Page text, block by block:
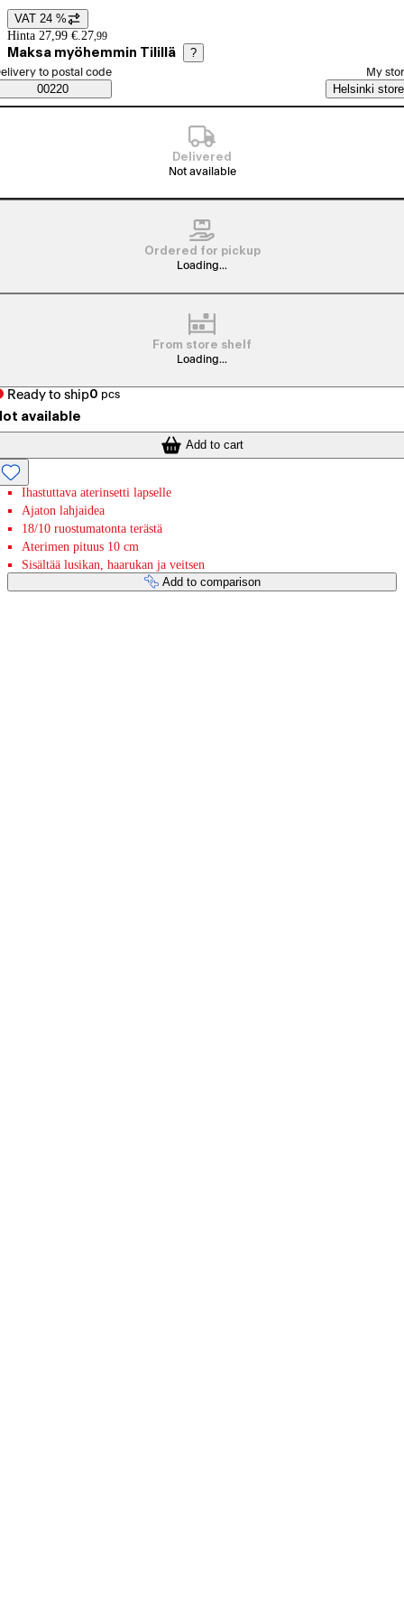
Price details
VAT 24 %
Hinta 27,99 €. 27,99
Maksa myöhemmin Tilillä ?
Saatavuustiedot
order method
to postal code
00220
My
Helsinki store
Delivered
Not available
Ordered for pickup
Loading...
From store shelf
Loading...
Ready to ship0 pcs
available
Add to cart
Ihastuttava aterinsetti lapselle
Ajaton lahjaidea
18/10 ruostumatonta terästä
Aterimen pituus 10 cm
Sisältää lusikan, haarukan ja veitsen
Add to comparison